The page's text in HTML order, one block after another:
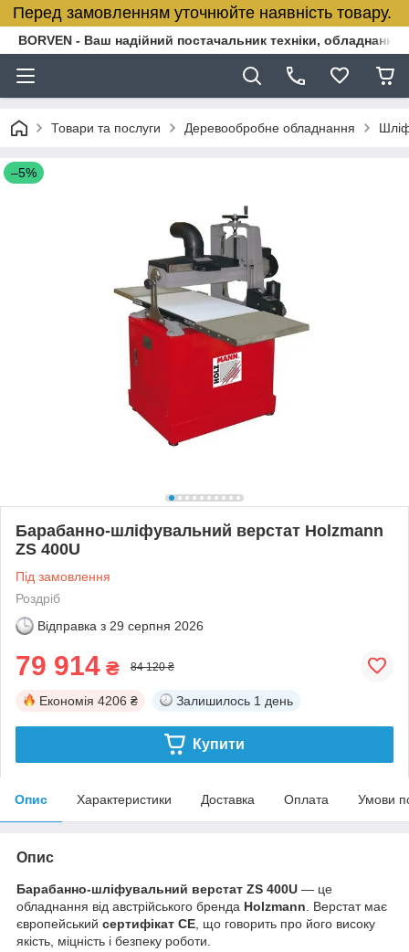
Перед замовленням уточнюйте наявність товару.
BORVEN - Ваш надійний постачальник техніки, обладнання
Товари та послуги Деревообробне обладнання
–5%
Барабанно-шліфувальний верстат Holzmann
ZS 400U
Під замовлення
Роздріб
Відправка з 29 серпня 2026
79 914 ₴ 84 120 ₴
Економія 4206 ₴ Залишилось 1 день
Купити
Опис Характеристики Доставка Оплата Умови
Опис
Барабанно-шліфувальний верстат ZS 400U — це
обладнання від австрійського бренда Holzmann . Верстат має
європейський сертифікат СЕ , що говорить про його високу
якість, міцність і безпеку роботи.